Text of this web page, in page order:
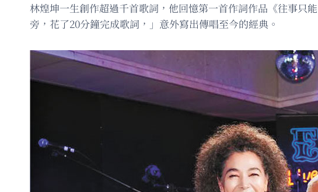
林煌坤一生創作超過千首歌詞，他回憶第一首作詞作品《往事只
旁，花了20分鐘完成歌詞，」意外寫出傳唱至今的經典。